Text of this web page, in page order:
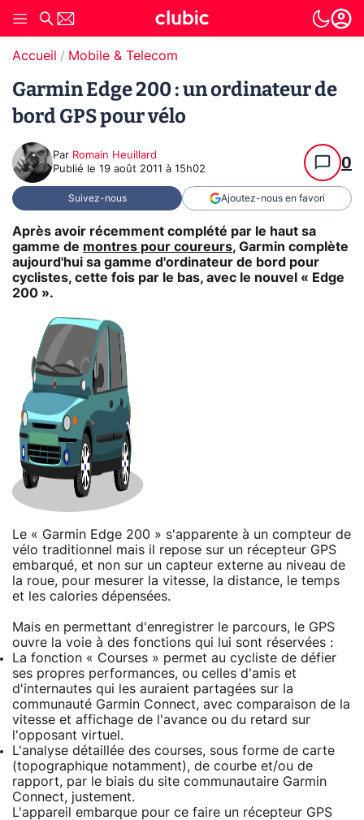
Accueil Mobile & Telecom
Garmin Edge 200 : un ordinateur de
bord GPS pour vélo
Par Romain Heuillard
Publié le 19 août 2011 à 15h02 0
Suivez-nous Ajoutez-nous en favori
Après avoir récemment complété par le haut sa
gamme de montres pour coureurs, Garmin complète
aujourd'hui sa gamme d'ordinateur de bord pour
cyclistes, cette fois par le bas, avec le nouvel « Edge
200 ».
Le « Garmin Edge 200 » s'apparente à un compteur de
vélo traditionnel mais il repose sur un récepteur GPS
embarqué, et non sur un capteur externe au niveau de
la roue, pour mesurer la vitesse, la distance, le temps
et les calories dépensées.
Mais en permettant d'enregistrer le parcours, le GPS
ouvre la voie à des fonctions qui lui sont réservées :
La fonction « Courses » permet au cycliste de défier
ses propres performances, ou celles d'amis et
d'internautes qui les auraient partagées sur la
communauté Garmin Connect, avec comparaison de la
vitesse et affichage de l'avance ou du retard sur
l'opposant virtuel.
L'analyse détaillée des courses, sous forme de carte
(topographique notamment), de courbe et/ou de
rapport, par le biais du site communautaire Garmin
Connect, justement.
L'appareil embarque pour ce faire un récepteur GPS